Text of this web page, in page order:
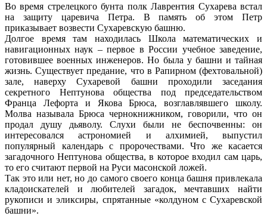
Во время стрелецкого бунта полк Лаврентия Сухарева встал
на защиту царевича Петра. В память об этом Петр
приказывает возвести Сухаревскую башню.
Долгое время там находилась Школа математических и
навигационных наук – первое в России учебное заведение,
готовившее военных инженеров. Но была у башни и тайная
жизнь. Существует предание, что в Рапирном (фехтовальной)
зале, наверху Сухаревой башни проходили заседания
секретного Нептунова общества под председательством
Франца Лефорта и Якова Брюса, возглавлявшего школу.
Молва называла Брюса чернокнижником, говорили, что он
продал душу дьяволу. Слухи были не беспочвенны: он
интересовался астрономией и алхимией, выпустил
популярный календарь с пророчествами. Что же касается
загадочного Нептунова общества, в которое входил сам царь,
то его считают первой на Руси масонской ложей.
Так это или нет, но до самого своего конца башня привлекала
кладоискателей и любителей загадок, мечтавших найти
рукописи и эликсиры, спрятанные «колдуном с Сухаревской
башни».